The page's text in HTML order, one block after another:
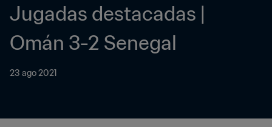
Jugadas destacadas |
Omán 3-2 Senegal
23 ago 2021